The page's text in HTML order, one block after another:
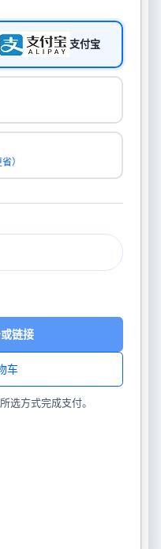
支付宝
）
车
链接
选方式完成支付。